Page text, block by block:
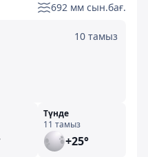
692 мм сын.бағ.
10 тамыз
Түнде
11 тамыз
+25°